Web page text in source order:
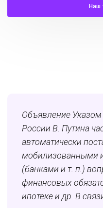
Наш
Объявление
России В. Путина
автоматически
мобилизованными
(банками и т. п.)
финансовых
ипотеке и др. В